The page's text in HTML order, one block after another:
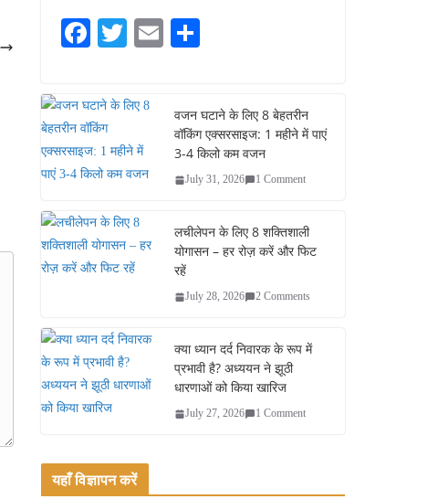
व्यंजन
August 6, 2026
Fa
bo
ok
T
tte
r
E
वजन घटाने के लिए 8 बेहतरीन
वॉकिंग एक्सरसाइज: 1 महीने में पाएं
3-4 किलो कम वजन
July 31, 2026 1 Comment
लचीलेपन के लिए 8 शक्तिशाली
योगासन – हर रोज़ करें और फिट
रहें
July 28, 2026 2 Comments
क्या ध्यान दर्द निवारक के रूप में
प्रभावी है? अध्ययन ने झूठी
धारणाओं को किया खारिज
July 27, 2026 1 Comment
यहाँ विज्ञापन करें